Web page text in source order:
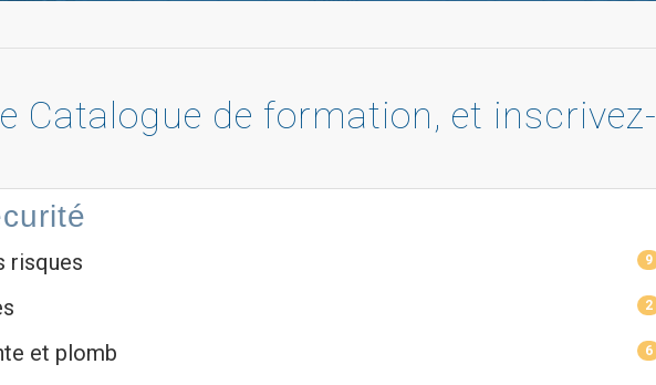
Catalogue de formation, et inscrivez-
risques 9
2
et plomb 6